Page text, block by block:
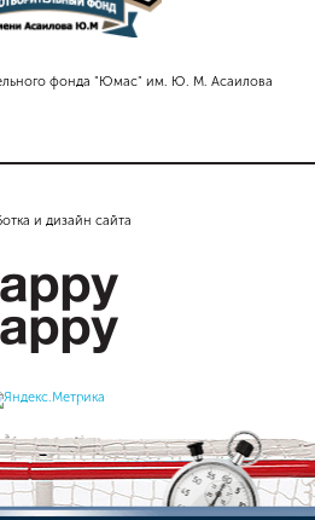
фонда "Юмас" им. Ю. М. Асаилова
и дизайн сайта